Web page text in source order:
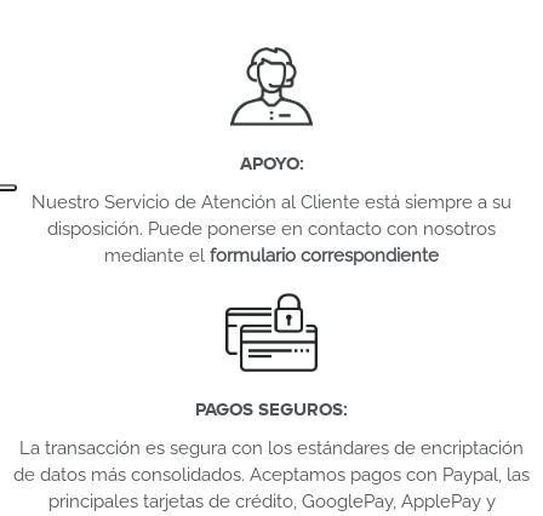
APOYO:
Nuestro Servicio de Atención al Cliente está siempre a su
disposición. Puede ponerse en contacto con nosotros
mediante el formulario correspondiente
PAGOS SEGUROS:
La transacción es segura con los estándares de encriptación
de datos más consolidados. Aceptamos pagos con Paypal, las
principales tarjetas de crédito, GooglePay, ApplePay y